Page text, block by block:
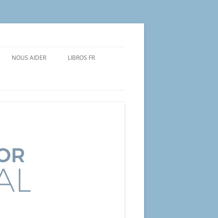
NOUS AIDER LIBROS FR